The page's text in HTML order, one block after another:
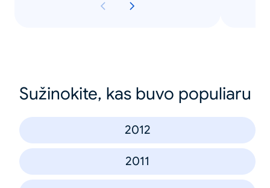
Sužinokite, kas buvo populiaru
2012
2011